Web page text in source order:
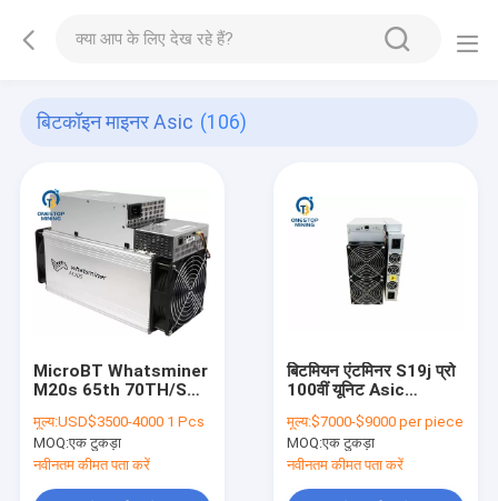
बिटकॉइन माइनर Asic (106)
MicroBT Whatsminer
M20s 65th 70TH/S
मूल्य:USD$3500-4000 1 Pcs
MOQ:एक टुकड़ा
नवीनतम कीमत पता करें
बिटमियन एंटमिनर S19j प्रो
100वीं यूनिट Asic
Devices
मूल्य:$7000-$9000 per piece
MOQ:एक टुकड़ा
नवीनतम कीमत पता करें